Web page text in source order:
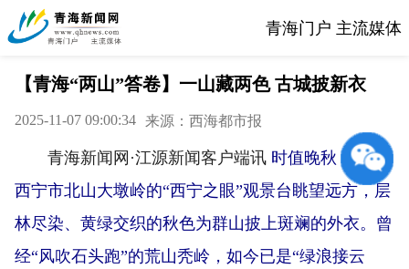
青海门户 主流媒体
【青海“两山”答卷】一山藏两色 古城披新衣
2025-11-07 09:00:34 来源：西海都市报
青海新闻网·江源新闻客户端讯 时值晚秋，站在
西宁市北山大墩岭的“西宁之眼”观景台眺望远方，层
林尽染、黄绿交织的秋色为群山披上斑斓的外衣。曾
经“风吹石头跑”的荒山秃岭，如今已是“绿浪接云